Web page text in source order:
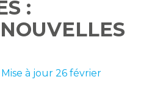
:
Mise à jour 26 février